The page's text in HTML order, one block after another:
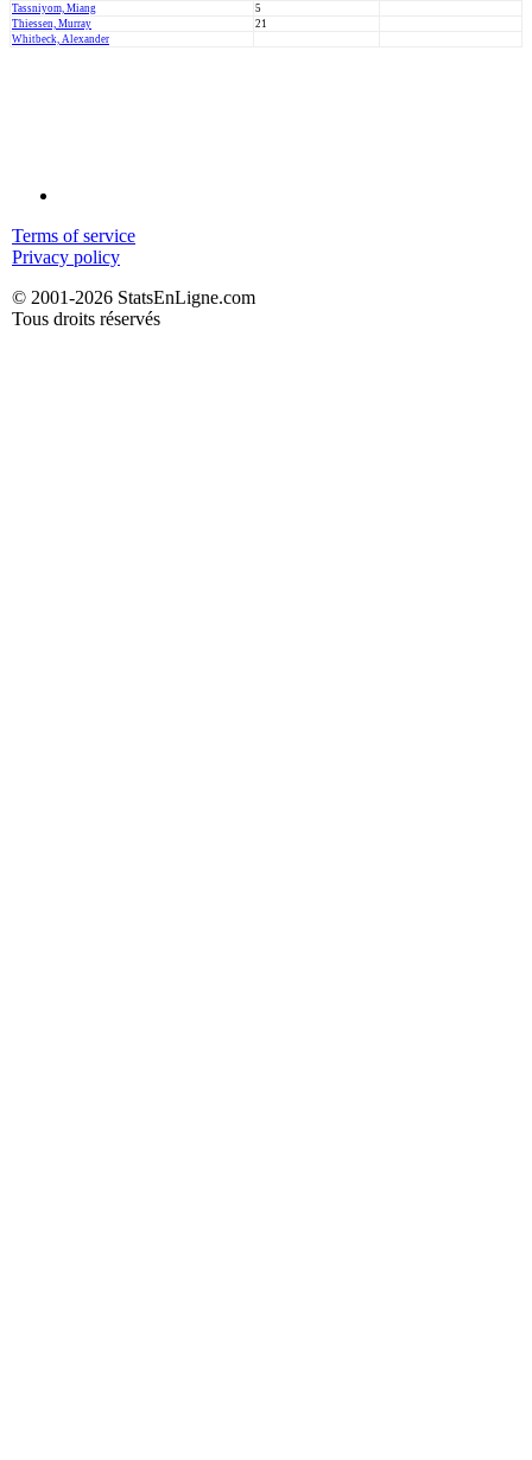
Tassniyom, Miang
5
Thiessen, Murray
21
Whitbeck, Alexander
Terms of service
Privacy policy
© 2001-2026 StatsEnLigne.com
Tous droits réservés